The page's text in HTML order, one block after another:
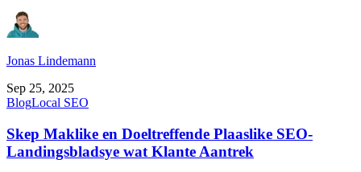
Jonas Lindemann
Sep 25, 2025
BlogLocal SEO
Skep Maklike en Doeltreffende Plaaslike SEO-
Landingsbladsye wat Klante Aantrek